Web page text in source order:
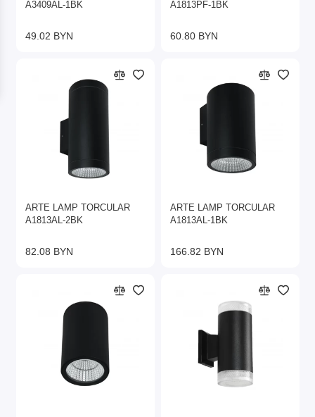
A3409AL-1BK
49.02 BYN
A1813PF-1BK
60.80 BYN
ARTE LAMP TORCULAR
A1813AL-2BK
82.08 BYN
ARTE LAMP TORCULAR
A1813AL-1BK
166.82 BYN